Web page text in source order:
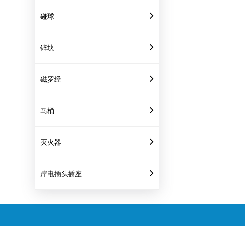
碰球
锌块
磁罗经
马桶
灭火器
岸电插头插座